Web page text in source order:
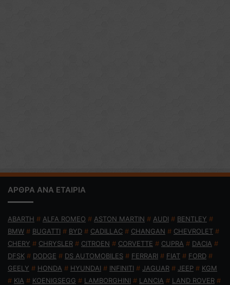
ΑΡΘΡΑ ΑΝΑ ΕΤΑΙΡΙΑ
ABARTH # ALFA ROMEO # ASTON MARTIN # AUDI # BENTLEY #
BMW # BUGATTI # BYD # CADILLAC # CHANGAN # CHEVROLET #
CHERY # CHRYSLER # CITROEN # CORVETTE # CUPRA # DACIA #
DFSK # DODGE # DS AUTOMOBILES # FERRARI # FIAT # FORD #
GEELY # HONDA # HYUNDAI # INFINITI # JAGUAR # JEEP # KGM
# KIA # KOENIGSEGG # LAMBORGHINI # LANCIA # LAND ROVER #